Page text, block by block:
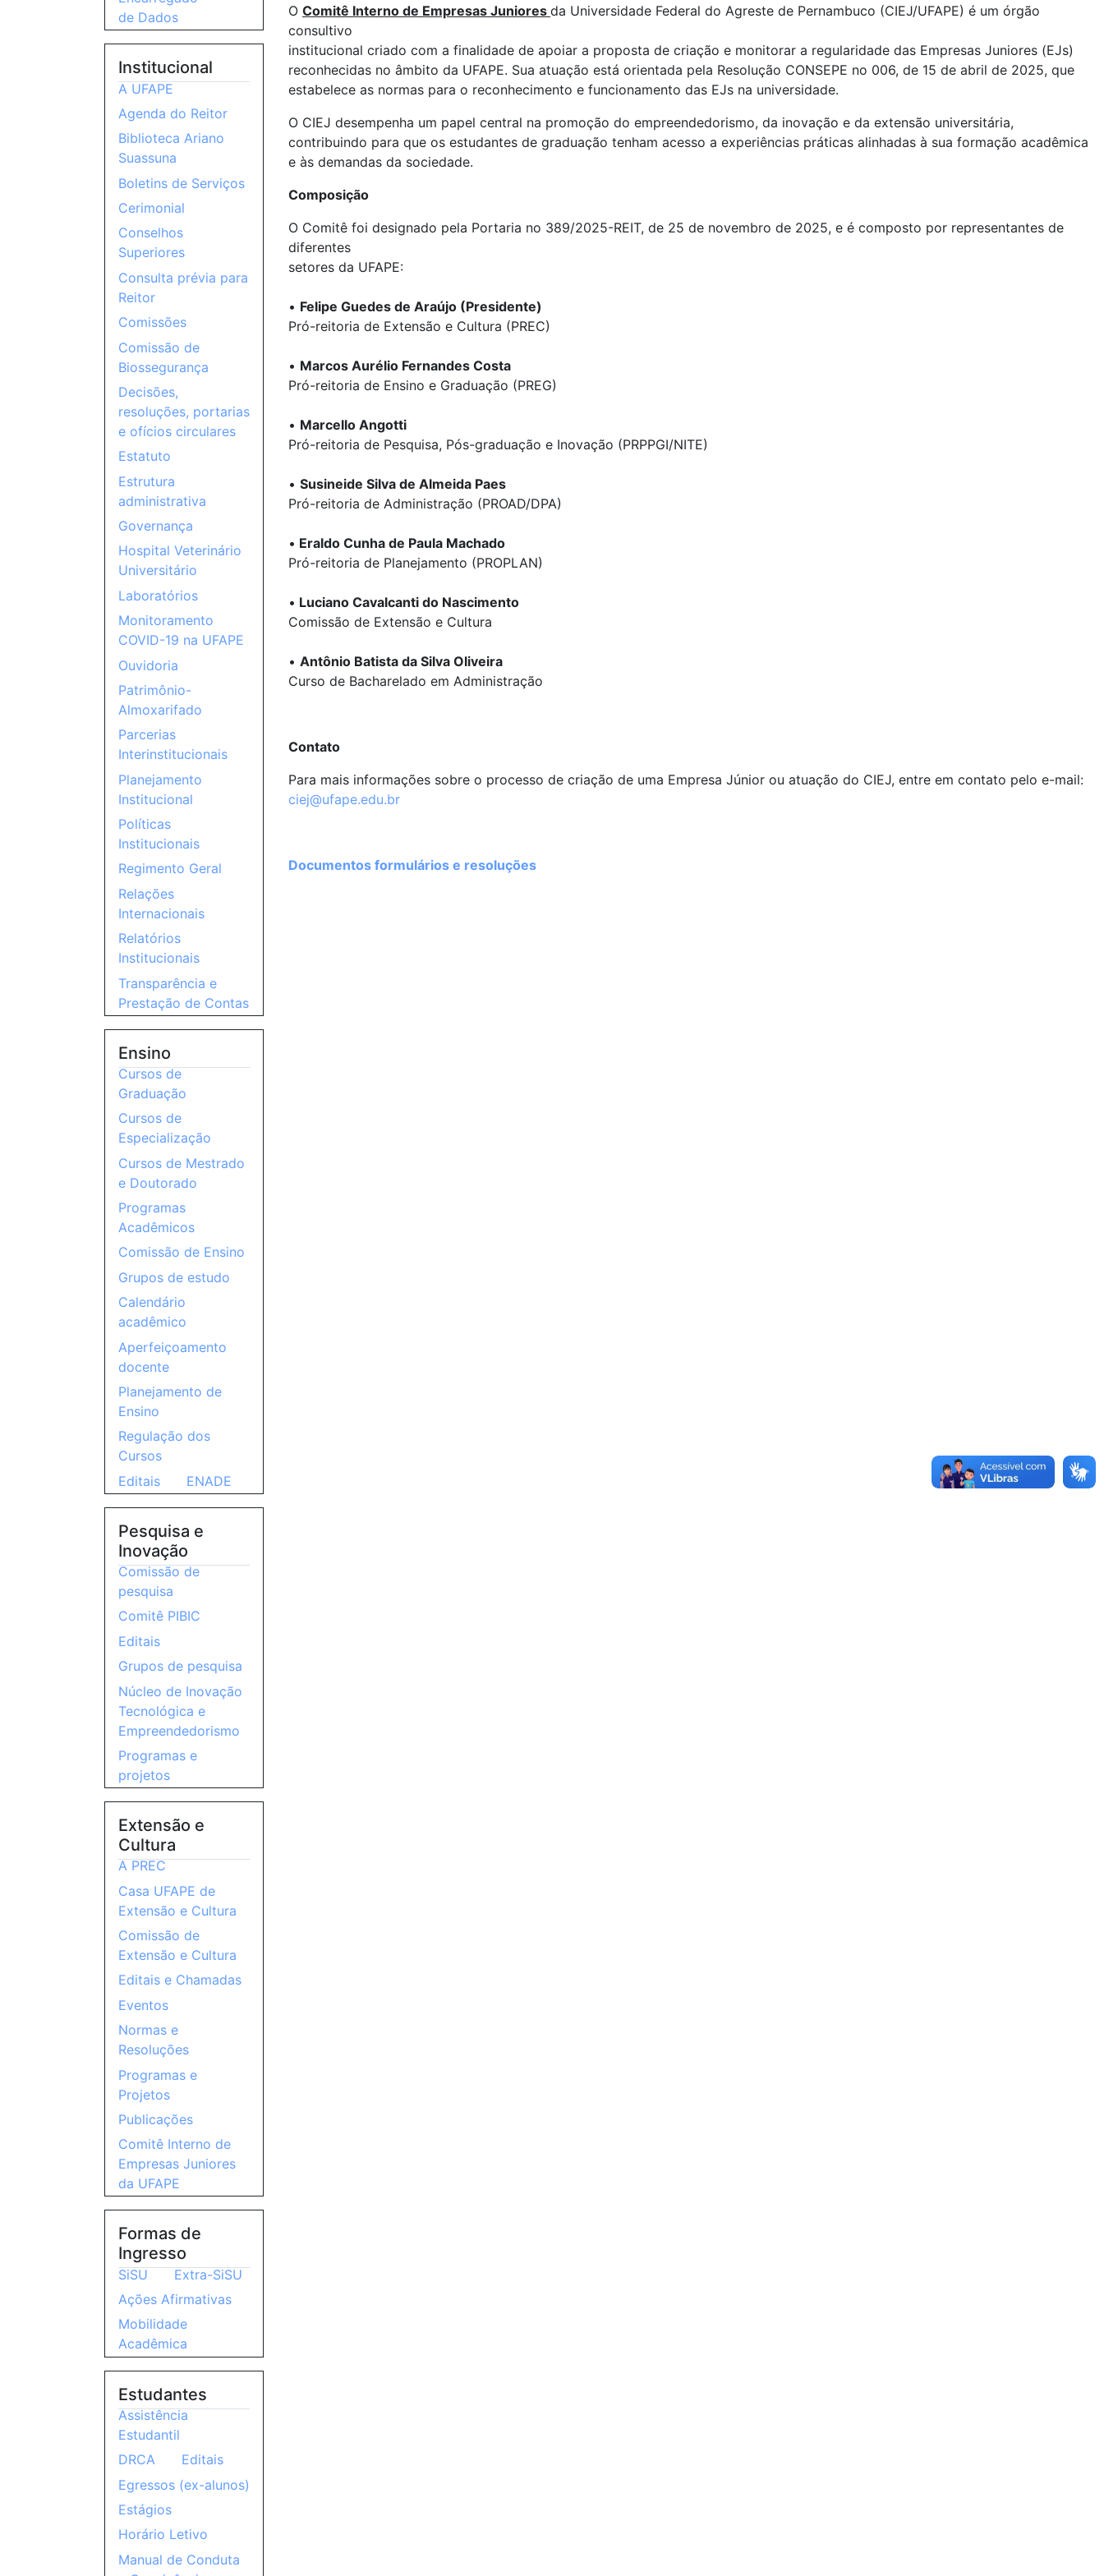
O Comitê Interno de Empresas Juniores da Universidade Federal do Agreste de Pernambuco (CIEJ/UFAPE) é um órgão
consultivo
institucional criado com a finalidade de apoiar a proposta de criação e monitorar a regularidade das Empresas Juniores (EJs)
reconhecidas no âmbito da UFAPE. Sua atuação está orientada pela Resolução CONSEPE no 006, de 15 de abril de 2025, que
estabelece as normas para o reconhecimento e funcionamento das EJs na universidade.
O CIEJ desempenha um papel central na promoção do empreendedorismo, da inovação e da extensão universitária,
contribuindo para que os estudantes de graduação tenham acesso a experiências práticas alinhadas à sua formação acadêmica
e às demandas da sociedade.
Composição
O Comitê foi designado pela Portaria no 389/2025-REIT, de 25 de novembro de 2025, e é composto por representantes de
diferentes
setores da UFAPE:
• Felipe Guedes de Araújo (Presidente)
Pró-reitoria de Extensão e Cultura (PREC)
• Marcos Aurélio Fernandes Costa
Pró-reitoria de Ensino e Graduação (PREG)
• Marcello Angotti
Pró-reitoria de Pesquisa, Pós-graduação e Inovação (PRPPGI/NITE)
• Susineide Silva de Almeida Paes
Pró-reitoria de Administração (PROAD/DPA)
• Eraldo Cunha de Paula Machado
Pró-reitoria de Planejamento (PROPLAN)
• Luciano Cavalcanti do Nascimento
Comissão de Extensão e Cultura
• Antônio Batista da Silva Oliveira
Curso de Bacharelado em Administração
Contato
Para mais informações sobre o processo de criação de uma Empresa Júnior ou atuação do CIEJ, entre em contato pelo e-mail:
ciej@ufape.edu.br
Documentos formulários e resoluções
de Dados
Institucional
A UFAPE
Agenda do Reitor
Biblioteca Ariano
Suassuna
Boletins de Serviços
Cerimonial
Conselhos
Superiores
Consulta prévia para
Reitor
Comissões
Comissão de
Biossegurança
Decisões,
resoluções, portarias
e ofícios circulares
Estatuto
Estrutura
administrativa
Governança
Hospital Veterinário
Universitário
Laboratórios
Monitoramento
COVID-19 na UFAPE
Ouvidoria
Patrimônio-
Almoxarifado
Parcerias
Interinstitucionais
Planejamento
Institucional
Políticas
Institucionais
Regimento Geral
Relações
Internacionais
Relatórios
Institucionais
Transparência e
Prestação de Contas
Ensino
Cursos de
Graduação
Cursos de
Especialização
Cursos de Mestrado
e Doutorado
Programas
Acadêmicos
Comissão de Ensino
Grupos de estudo
Calendário
acadêmico
Aperfeiçoamento
docente
Planejamento de
Ensino
Regulação dos
Cursos
Editais
ENADE
Pesquisa e
Inovação
Comissão de
pesquisa
Comitê PIBIC
Editais
Grupos de pesquisa
Núcleo de Inovação
Tecnológica e
Empreendedorismo
Programas e
projetos
Extensão e
Cultura
A PREC
Casa UFAPE de
Extensão e Cultura
Comissão de
Extensão e Cultura
Editais e Chamadas
Eventos
Normas e
Resoluções
Programas e
Projetos
Publicações
Comitê Interno de
Empresas Juniores
da UFAPE
Formas de
Ingresso
SiSU
Extra-SiSU
Ações Afirmativas
Mobilidade
Acadêmica
Estudantes
Assistência
Estudantil
DRCA
Editais
Egressos (ex-alunos)
Estágios
Horário Letivo
Manual de Conduta